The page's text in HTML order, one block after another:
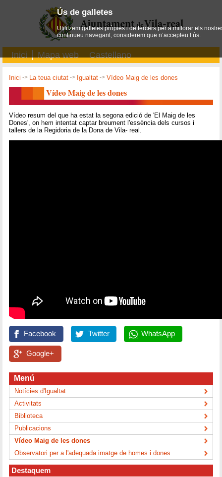
Inici Mapa web Castellano
Inici -> La teua ciutat -> Igualtat ->Vídeo Maig de les dones
Vídeo Maig de les dones
Vídeo resum del que ha estat la segona edició de 'El Maig de les
Dones', on hem intentat captar breument l'essència dels cursos i
tallers de la Regidoria de la Dona de Vila- real.
Facebook Twitter WhatsApp
Google+
Menú
Notícies d'Igualtat
Activitats
Biblioteca
Publicacions
Vídeo Maig de les dones
Observatori per a l'adequada imatge de homes i dones
Destaquem
Ús de galletes
Utilitzem galletes pròpies i de tercers per a millorar els
continueu navegant, considerem que n’accepteu l’ús.